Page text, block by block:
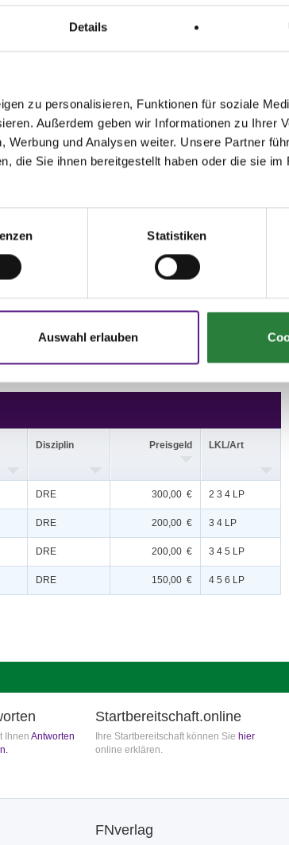
Details
zu personalisieren, Funktionen für soziale
Außerdem geben wir Informationen zu Ihrer
und Analysen weiter. Unsere Partner
die Sie ihnen bereitgestellt haben oder die sie im
Statistiken
Auswahl erlauben
der anwesenden Personen zur unentgeltlichen
und zwar ohne, dass es einer ausdrücklichen Erklärung
die betreffende Person mit einer Veröffentlichung einer
ihrer Person nicht einverstanden sein bitten wir
findenden Teilnehmerinformationen/
der Anordnungen/ Hinweise stellt (auch)
und kann mit einer Ordnungsmaßnahme gem. § 921 LPO
finden Sie unter: www.nennung-
Disziplin Preisgeld LKL/Art
DRE 300,00 € 2 3 4 LP
DRE 200,00 € 3 4 LP
DRE 200,00 € 3 4 5 LP
DRE 150,00 € 4 5 6 LP
Ihnen Antworten
Startbereitschaft.online
Ihre Startbereitschaft können Sie hier
online erklären.
FNverlag